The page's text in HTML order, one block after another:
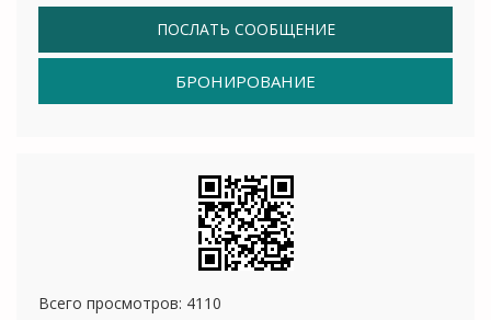
ПОСЛАТЬ СООБЩЕНИЕ
БРОНИРОВАНИЕ
Всего просмотров: 4110